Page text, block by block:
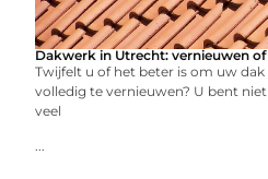
Dakwerk in Utrecht: vernieuwen
Twijfelt u of het beter is om uw
volledig te vernieuwen? U bent
veel
...